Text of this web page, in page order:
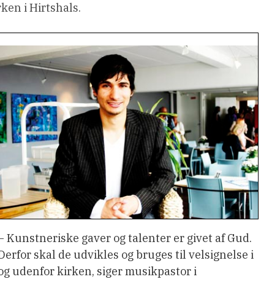
i Hirtshals.
Kunstneriske gaver og talenter er givet af Gud.
skal de udvikles og bruges til velsignelse i
udenfor kirken, siger musikpastor i